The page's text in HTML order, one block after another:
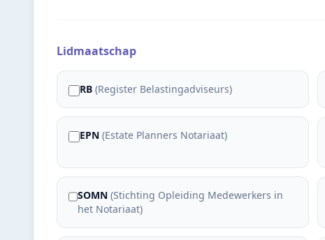
Lidmaatschap
RB (Register Belastingadviseurs)
EPN (Estate Planners Notariaat)
SOMN (Stichting Opleiding Medewerkers in
het Notariaat)